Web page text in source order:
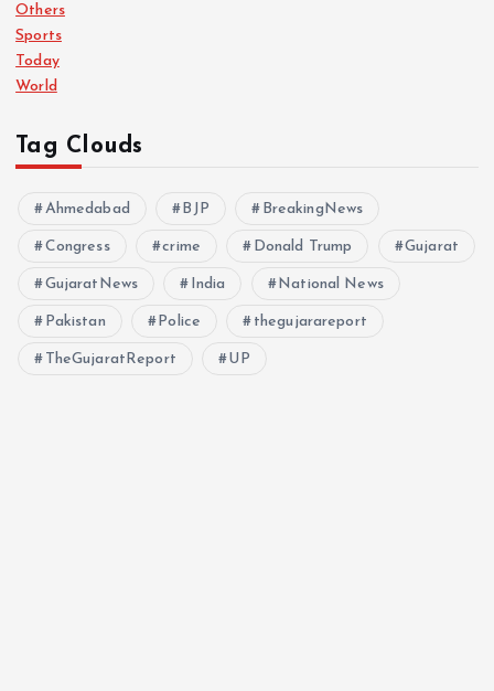
Others
Sports
Today
World
Tag Clouds
Ahmedabad BJP BreakingNews
Congress crime Donald Trump Gujarat
GujaratNews India National News
Pakistan Police thegujarareport
TheGujaratReport UP